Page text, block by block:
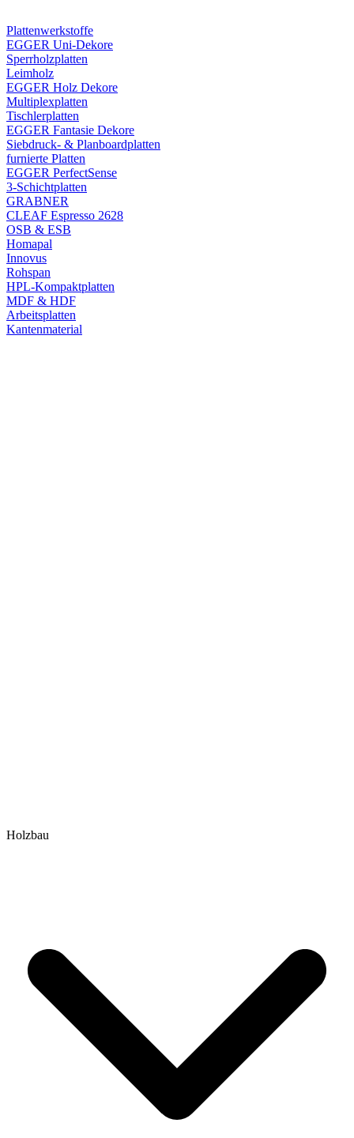
Plattenwerkstoffe
EGGER Uni-Dekore
Sperrholzplatten
Leimholz
EGGER Holz Dekore
Multiplexplatten
Tischlerplatten
EGGER Fantasie Dekore
Siebdruck- & Planboardplatten
furnierte Platten
EGGER PerfectSense
3-Schichtplatten
GRABNER
CLEAF Espresso 2628
OSB & ESB
Homapal
Innovus
Rohspan
HPL-Kompaktplatten
MDF & HDF
Arbeitsplatten
Kantenmaterial
Holzbau